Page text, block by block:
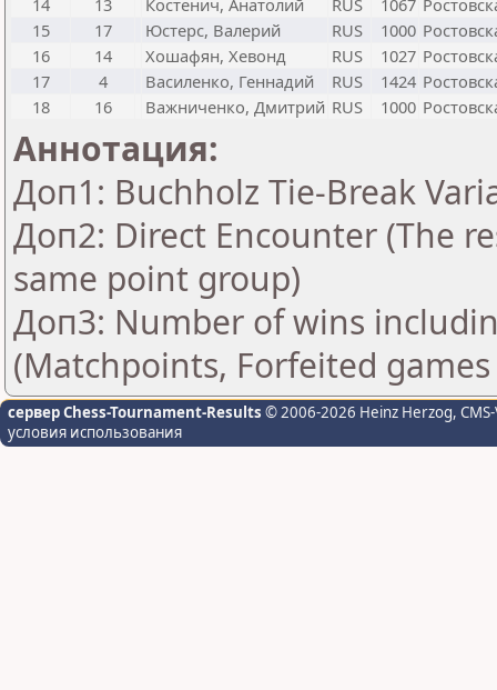
14
13 Костенич, Анатолий RUS 1067
15
17 Юстерс, Валерий RUS 1000
16
14 Хошафян, Хевонд RUS 1027
17
4 Василенко, Геннадий RUS 1424
18
16 Важниченко, Дмитрий RUS 1000
Аннотация:
Доп1: Buchholz Tie-Break
Доп2: Direct Encounter (The
same point group)
Доп3: Number of wins
(Matchpoints, Forfeited
сервер Chess-Tournament-Results © 2006-2026 Heinz Herzog,
условия использования